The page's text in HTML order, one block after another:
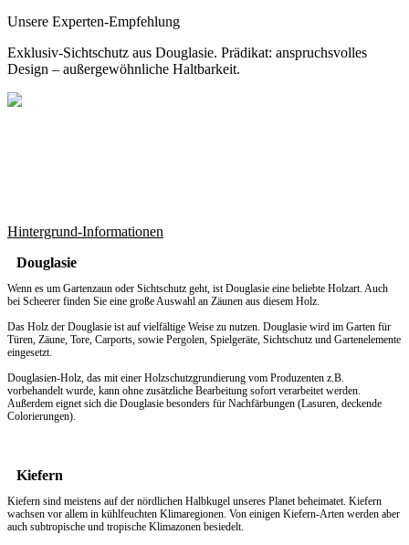
Unsere Experten-Empfehlung
Exklusiv-Sichtschutz aus Douglasie. Prädikat: anspruchsvolles
Design – außergewöhnliche Haltbarkeit.
Hintergrund-Informationen
Douglasie
Wenn es um Gartenzaun oder Sichtschutz geht, ist Douglasie eine beliebte Holzart. Auch
bei Scheerer finden Sie eine große Auswahl an Zäunen aus diesem Holz.
Das Holz der Douglasie ist auf vielfältige Weise zu nutzen. Douglasie wird im Garten für
Türen, Zäune, Tore, Carports, sowie Pergolen, Spielgeräte, Sichtschutz und Gartenelemente
eingesetzt.
Douglasien-Holz, das mit einer Holzschutzgrundierung vom Produzenten z.B.
vorbehandelt wurde, kann ohne zusätzliche Bearbeitung sofort verarbeitet werden.
Außerdem eignet sich die Douglasie besonders für Nachfärbungen (Lasuren, deckende
Colorierungen).
Kiefern
Kiefern sind meistens auf der nördlichen Halbkugel unseres Planet beheimatet. Kiefern
wachsen vor allem in kühlfeuchten Klimaregionen. Von einigen Kiefern-Arten werden aber
auch subtropische und tropische Klimazonen besiedelt.